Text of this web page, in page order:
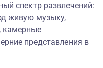
спектр развлечений:
живую музыку,
камерные
представления в